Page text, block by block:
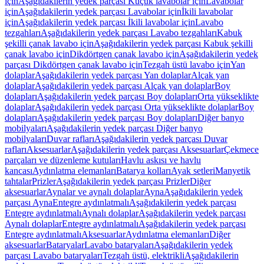
içinAşağıdakilerin yedek parçası Lavabolar içinİkili lavabolar
içinAşağıdakilerin yedek parçası İkili lavabolar içinLavabo
tezgahlarıAşağıdakilerin yedek parçası Lavabo tezgahlarıKabuk
şekilli çanak lavabo içinAşağıdakilerin yedek parçası Kabuk şekilli
çanak lavabo içinDikdörtgen çanak lavabo içinAşağıdakilerin yedek
parçası Dikdörtgen çanak lavabo içinTezgah üstü lavabo içinYan
dolaplarAşağıdakilerin yedek parçası Yan dolaplarAlçak yan
dolaplarAşağıdakilerin yedek parçası Alçak yan dolaplarBoy
dolaplarıAşağıdakilerin yedek parçası Boy dolaplarıOrta yükseklikte
dolaplarAşağıdakilerin yedek parçası Orta yükseklikte dolaplarBoy
dolaplarıAşağıdakilerin yedek parçası Boy dolaplarıDiğer banyo
mobilyalarıAşağıdakilerin yedek parçası Diğer banyo
mobilyalarıDuvar raflarıAşağıdakilerin yedek parçası Duvar
raflarıAksesuarlarAşağıdakilerin yedek parçası AksesuarlarÇekmece
parçaları ve düzenleme kutularıHavlu askısı ve havlu
kancasıAydınlatma elemanlarıBatarya kollarıAyak setleriManyetik
tahtalarPrizlerAşağıdakilerin yedek parçası PrizlerDiğer
aksesuarlarAynalar ve aynalı dolaplarAynaAşağıdakilerin yedek
parçası AynaEntegre aydınlatmalıAşağıdakilerin yedek parçası
Entegre aydınlatmalıAynalı dolaplarAşağıdakilerin yedek parçası
Aynalı dolaplarEntegre aydınlatmalıAşağıdakilerin yedek parçası
Entegre aydınlatmalıAksesuarlarAydınlatma elemanlarıDiğer
aksesuarlarBataryalarLavabo bataryalarıAşağıdakilerin yedek
parçası Lavabo bataryalarıTezgah üstü, elektrikliAşağıdakilerin